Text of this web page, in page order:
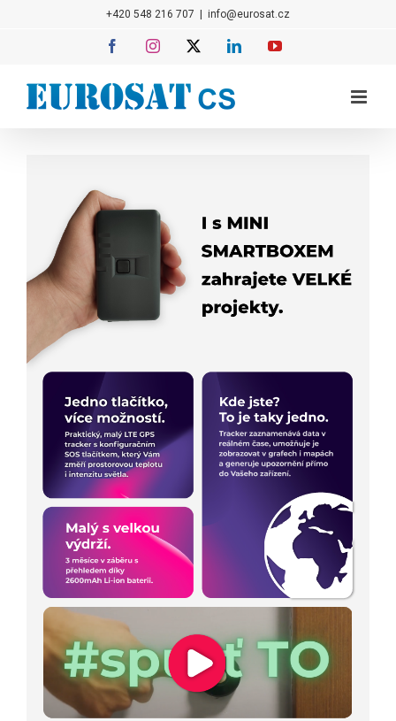
+420 548 216 707 info@eurosat.cz
FacebookInstagram LinkedInYouTube